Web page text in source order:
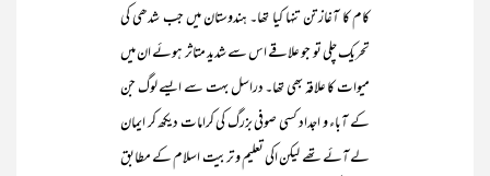
کام کا آغاز تن تنہا کیا تھا۔ ہندوستان میں جب شدھی کی
تحریک چلی تو جو علاقے اس سے شدید متاثر ہوئے ان میں
میوات کا علاقہ بھی تھا۔ دراسل بہت سے ایسے لوگ جن
کے آباء و اجداد کسی صوفی بزرگ کی کرامات دیکھ کر ایمان
لے آئے تھے لیکن اکی تعلیم و تربیت اسلام کے مطابق